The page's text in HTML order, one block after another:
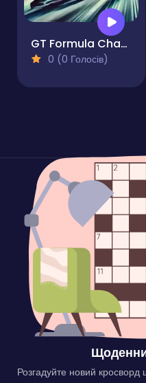
GT Formula Championship
0 (0 Голосів)
Розгадуйте новий кросворд